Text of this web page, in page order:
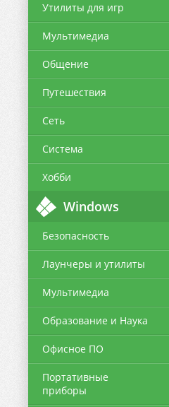
Утилиты для игр
Мультимедиа
Общение
Путешествия
Сеть
Система
Хобби
Windows
Безопасность
Лаунчеры и утилиты
Мультимедиа
Образование и Наука
Офисное ПО
Портативные
приборы